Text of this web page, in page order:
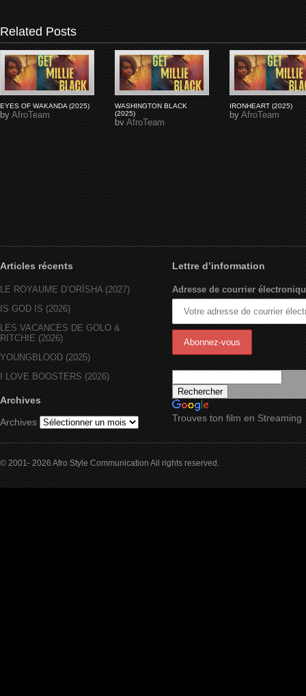
Related Posts
EYES OF WAKANDA (2025)
byAfroTeam
WASHINGTON BLACK
(2025)
byAfroTeam
IRONHEART (2025)
byAfroTeam
Articles récents
LE ROYAUME D’ORÏSHA (2027)
IS GOD IS (2026)
LES VACANCES DE GOLO &
RITCHIE (2026)
YOUNGBLOOD (2025)
I LOVE BOOSTERS (2026)
Archives
Archives
Lettre d’information
Adresse de courrier
Trouves ton film en Streaming
© 2001- 2026 Afro Style Communication All rights reserved.